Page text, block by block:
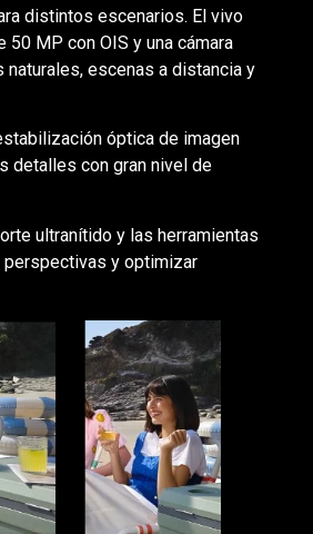
distintos escenarios. El vivo
50 MP con OIS y una cámara
escenas a distancia y
óptica de imagen
detalles con gran nivel de
ultranítido y las herramientas
y optimizar